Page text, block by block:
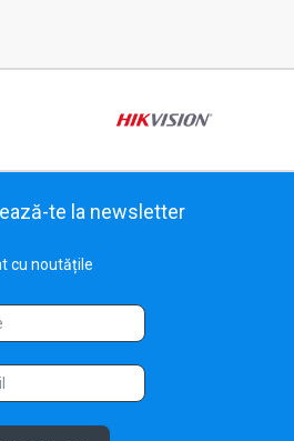
te la newsletter
cu noutățile